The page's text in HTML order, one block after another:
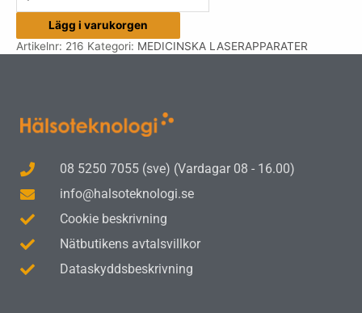
Lägg i varukorgen
Artikelnr: 216 Kategori: MEDICINSKA LASERAPPARATER
08 5250 7055 (sve) (Vardagar 08 - 16.00)
info@halsoteknologi.se
Cookie beskrivning
Nätbutikens avtalsvillkor
Dataskyddsbeskrivning